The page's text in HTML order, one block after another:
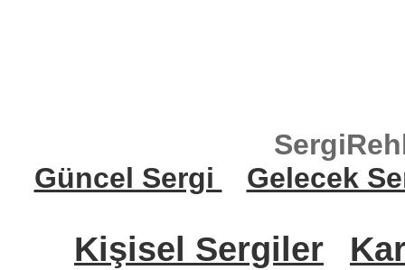
Güncel Sergi
Gelecek
Kişisel Sergiler